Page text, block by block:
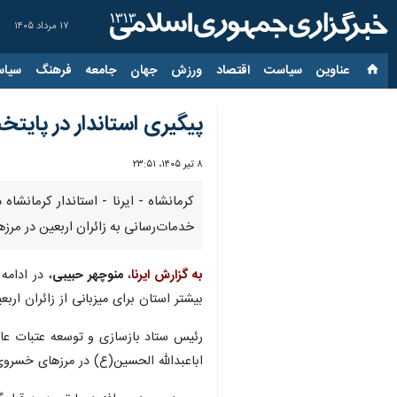
۱۷ مرداد ۱۴۰۵
عناوین‌ سیاست اقتصاد ورزش جهان جامعه فرهنگ
پیگیری استاندار در
۸ تیر ۱۴۰۵، ۲۳:۵۱